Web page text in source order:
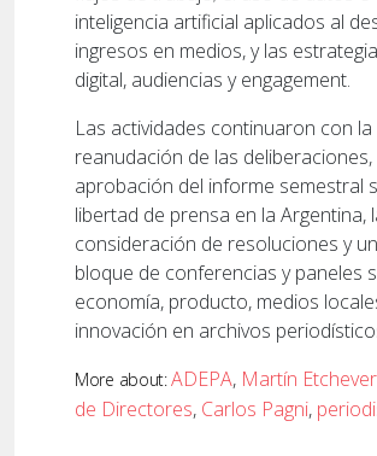
inteligencia artificial aplicados al
ingresos en medios, y las
digital, audiencias y engagement.
Las actividades continuaron con la
reanudación de las deliberaciones,
aprobación del informe semestral
libertad de prensa en la Argentina,
consideración de resoluciones y
bloque de conferencias y paneles
economía, producto, medios
innovación en archivos
More about:ADEPA, Martín
de Directores, Carlos Pagni,